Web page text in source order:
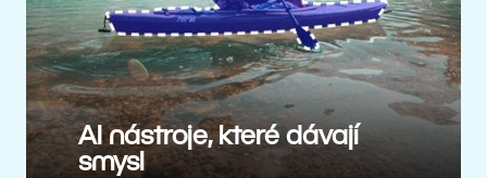
AI nástroje, které dávají
smysl